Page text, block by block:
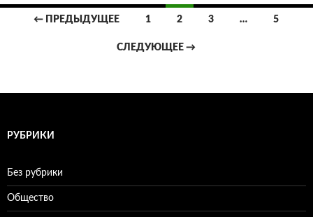
записям
← ПРЕДЫДУЩЕЕ 1 2 3 … 5
СЛЕДУЮЩЕЕ →
РУБРИКИ
Без рубрики
Общество